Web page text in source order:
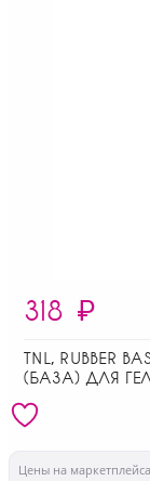
318 ₽
TNL, RUBBER
(БАЗА) ДЛЯ
Цены на